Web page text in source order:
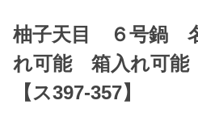
柚子天目 ６号鍋
れ可能 箱入れ可
【ス397-357】